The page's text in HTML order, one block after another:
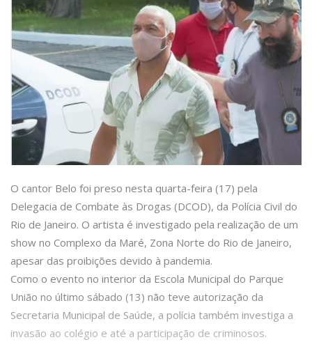
O cantor Belo foi preso nesta quarta-feira (17) pela
Delegacia de Combate às Drogas (DCOD), da Polícia Civil do
Rio de Janeiro. O artista é investigado pela realização de um
show no Complexo da Maré, Zona Norte do Rio de Janeiro,
apesar das proibições devido à pandemia.
Como o evento no interior da Escola Municipal do Parque
União no último sábado (13) não teve autorização da
Secretaria Municipal de Saúde, a polícia também investiga a
invasão ao colégio e até a participação de criminosos.